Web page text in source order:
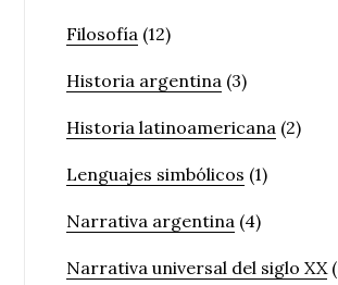
Filosofía (12)
Historia argentina (3)
Historia latinoamericana (2)
Lenguajes simbólicos (1)
Narrativa argentina (4)
Narrativa universal del siglo XX